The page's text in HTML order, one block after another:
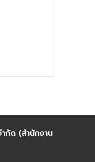
กัด (สำนักงาน